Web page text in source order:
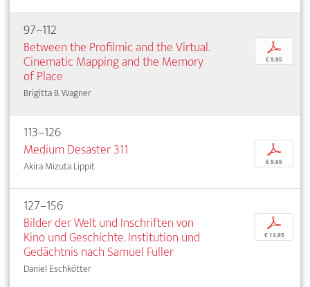
97–112
Between the Profilmic and the Virtual.
Cinematic Mapping and the Memory
of Place
Brigitta B. Wagner
p
€ 9,95
113–126
Medium Desaster 311
Akira Mizuta Lippit
p
€ 9,95
127–156
Bilder der Welt und Inschriften von
Kino und Geschichte. Institution und
Gedächtnis nach Samuel Fuller
Daniel Eschkötter
p
€ 14,95